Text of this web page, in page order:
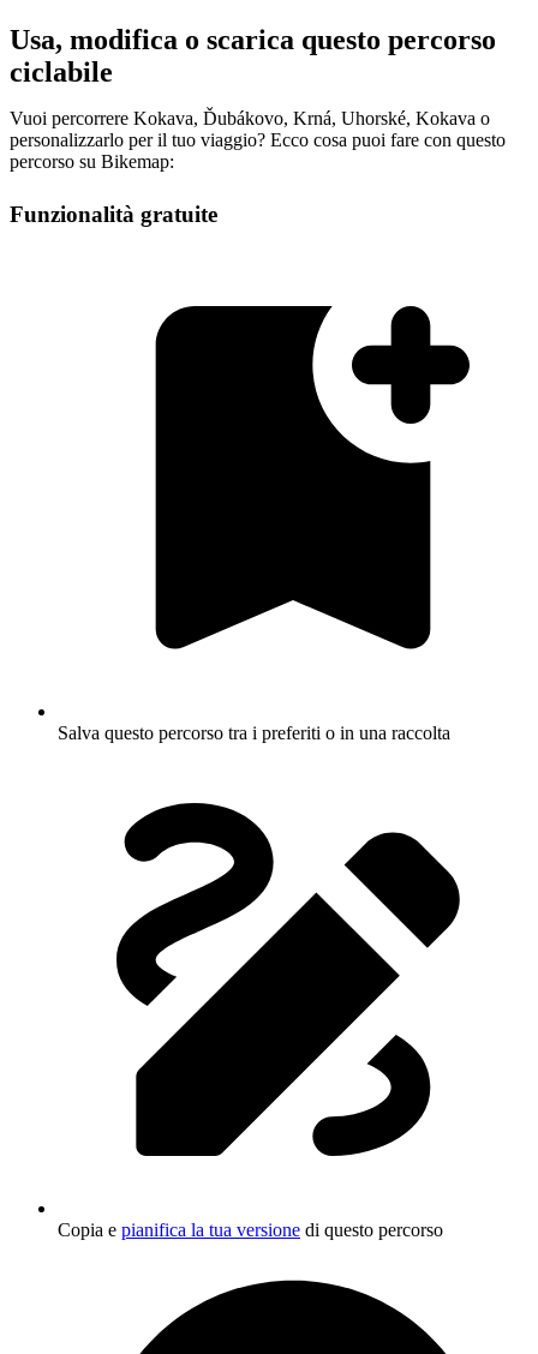
Usa, modifica o scarica questo percorso
ciclabile
Vuoi percorrere Kokava, Ďubákovo, Krná, Uhorské, Kokava o
personalizzarlo per il tuo viaggio? Ecco cosa puoi fare con questo
percorso su Bikemap:
Funzionalità gratuite
Salva questo percorso tra i preferiti o in una raccolta
Copia e pianifica la tua versione di questo percorso